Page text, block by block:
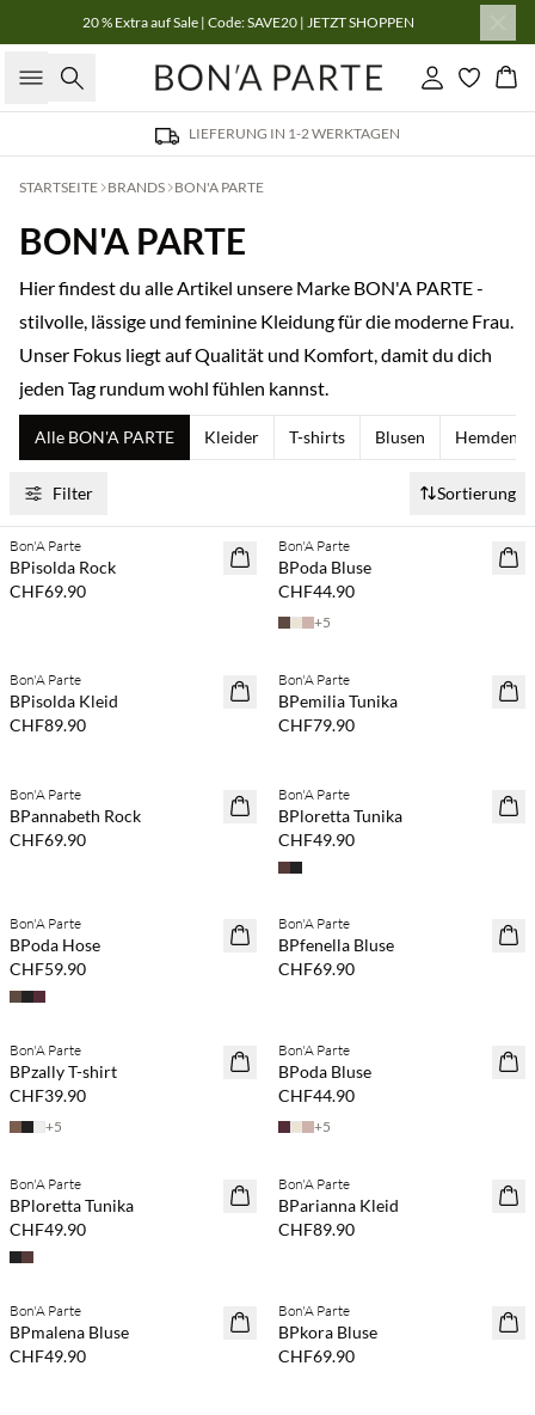
20 % Extra auf Sale | Code: SAVE20 | JETZT SHOPPEN
Suche Einloggen
LIEFERUNG IN 1-2 WERKTAGEN
STARTSEITE BRANDS BON'A PARTE
BON'A PARTE
Hier findest du alle Artikel unsere Marke BON'A PARTE -
stilvolle, lässige und feminine Kleidung für die moderne Frau.
Unser Fokus liegt auf Qualität und Komfort, damit du dich
jeden Tag rundum wohl fühlen kannst.
Alle BON'A PARTE Kleider T-shirts Blusen Hemden
Filter Sortierung
NEUHEITEN
Kaufe mind. 2 & spare 20 %
Bon'A Parte
BPisolda Rock
CHF69.90
NEUHEITEN
Kaufe mind. 2 & spare 20 %
Bon'A Parte
BPoda Bluse
CHF44.90
+5
NEUHEITEN
Bon'A Parte
BPisolda Kleid
CHF89.90
NEUHEITEN
Bon'A Parte
BPemilia Tunika
CHF79.90
NEUHEITEN
Bon'A Parte
BPannabeth Rock
CHF69.90
NEUHEITEN
Bon'A Parte
BPloretta Tunika
CHF49.90
NEUHEITEN
Bon'A Parte
BPoda Hose
CHF59.90
NEUHEITEN
Kaufe mind. 2 & spare 20 %
Bon'A Parte
BPfenella Bluse
CHF69.90
NEUHEITEN
Kaufe mind. 2 & spare 20 %
Bon'A Parte
BPzally T-shirt
CHF39.90
+5
NEUHEITEN
Bon'A Parte
BPoda Bluse
CHF44.90
+5
NEUHEITEN
Bon'A Parte
BPloretta Tunika
CHF49.90
NEUHEITEN
Bon'A Parte
BParianna Kleid
CHF89.90
NEUHEITEN
Kaufe mind. 2 & spare 20 %
Bon'A Parte
BPmalena Bluse
CHF49.90
NEUHEITEN
Bon'A Parte
BPkora Bluse
CHF69.90